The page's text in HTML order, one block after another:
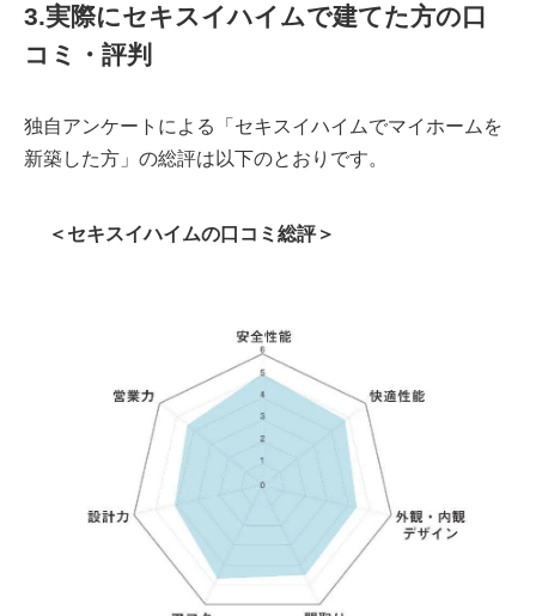
3.実際にセキスイハイムで建てた方の口
コミ・評判
独自アンケートによる「セキスイハイムでマイホームを
新築した方」の総評は以下のとおりです。
＜セキスイハイムの口コミ総評＞